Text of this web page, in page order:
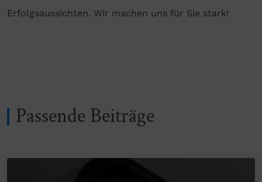
Erfolgsaussichten. Wir machen uns für Sie stark!
Passende Beiträge